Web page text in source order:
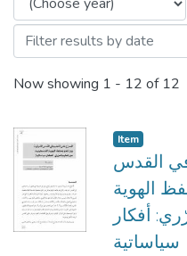
Now showing 1 - 12 of 12
Item
في القدس
الهوية
أفكار
سياساتية